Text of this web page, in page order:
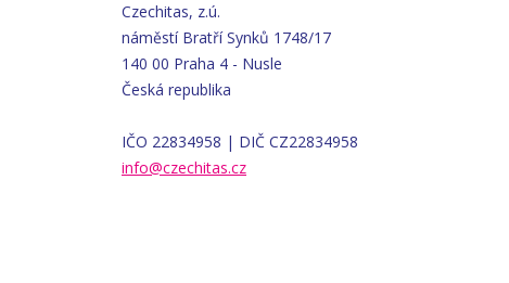
Czechitas, z.ú.
náměstí Bratří Synků 1748/17
140 00 Praha 4 - Nusle
Česká republika
IČO 22834958 | DIČ CZ22834958
info@czechitas.cz